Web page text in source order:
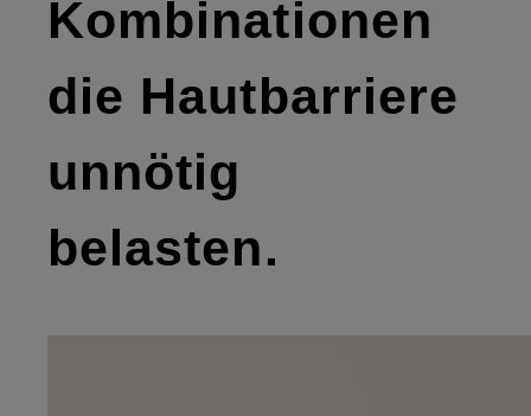
Kombinationen
die Hautbarriere
unnötig
belasten.